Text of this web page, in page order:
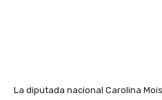
La diputada nacional Carolina